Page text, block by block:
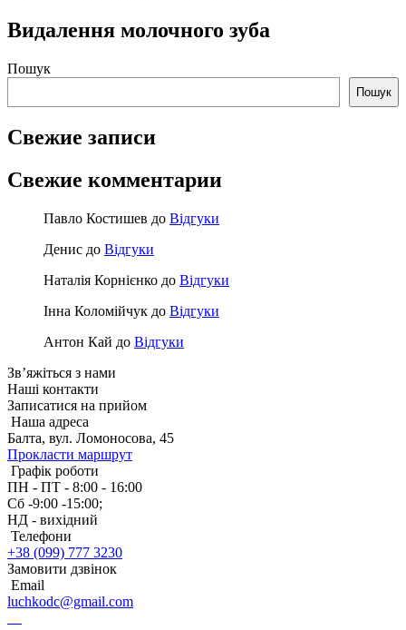
Видалення молочного зуба
Пошук
Пошук
Свежие записи
Свежие комментарии
Павло Костишев до Відгуки
Денис до Відгуки
Наталія Корнієнко до Відгуки
Інна Коломійчук до Відгуки
Антон Кай до Відгуки
Зв’яжіться з нами
Наші контакти
Записатися на прийом
Наша адреса
Балта, вул. Ломоносова, 45
Прокласти маршрут
Графік роботи
ПН - ПТ - 8:00 - 16:00
Сб -9:00 -15:00;
НД - вихідний
Телефони
+38 (099) 777 3230
Замовити дзвінок
Email
luchkodc@gmail.com